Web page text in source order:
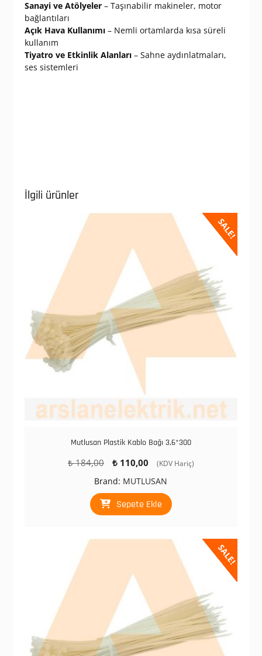
Sanayi ve Atölyeler– Taşınabilir makineler, motor
bağlantıları
Açık Hava Kullanımı– Nemli ortamlarda kısa süreli
kullanım
Tiyatro ve Etkinlik Alanları– Sahne aydınlatmaları,
ses sistemleri
İlgili ürünler
SALE!
Mutlusan Plastik Kablo Bağı 3,6*300
₺184,00
Orijinal
₺ 184,00.
₺110,00
Şu
fiyat:
₺ 110,00.
(KDV Hariç)
Brand: MUTLUSAN
Sepete Ekle
SALE!